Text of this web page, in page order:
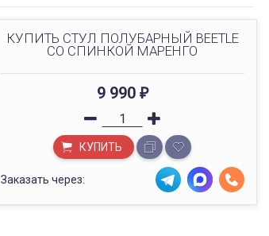
КУПИТЬ СТУЛ ПОЛУБАРНЫЙ BEETLE
СО СПИНКОЙ МАРЕНГО
9 990 ₽
КУПИТЬ
Заказать через: